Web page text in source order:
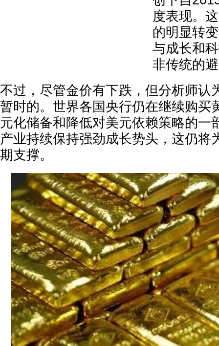
度表现。
的明显转
与成长和
非传统的
不过，尽管金价有下跌，但分析师认
暂时的。世界各国央行仍在继续购买
元化储备和降低对美元依赖策略的一
产业持续保持强劲成长势头，这仍将
期支撑。